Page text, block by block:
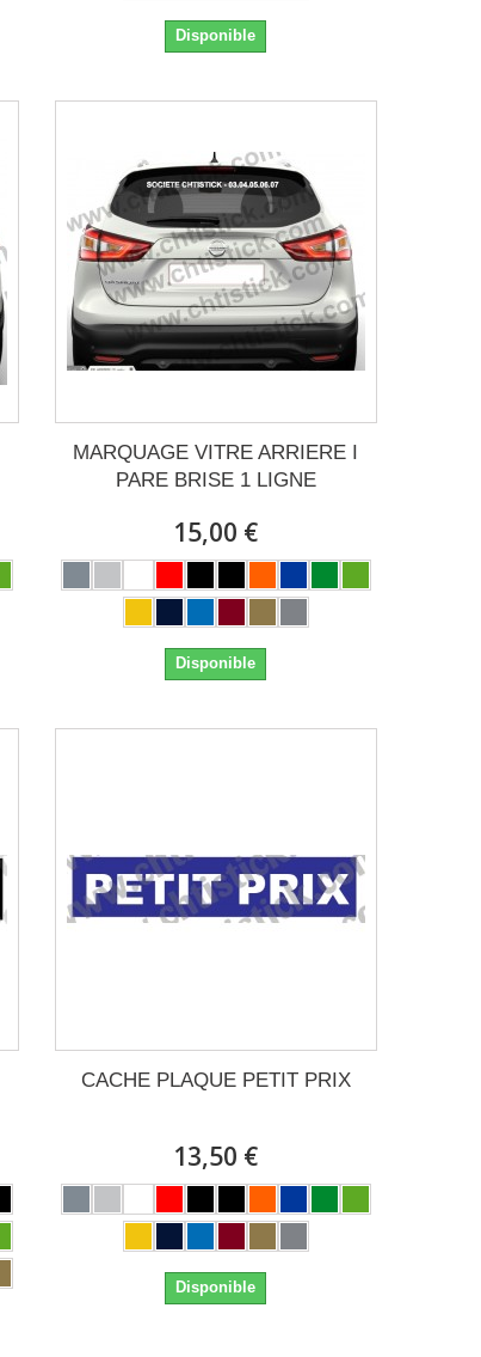
Disponible
MARQUAGE VITRE ARRIERE I
PARE BRISE 1 LIGNE
15,00 €
Disponible
CACHE PLAQUE PETIT PRIX
13,50 €
Disponible